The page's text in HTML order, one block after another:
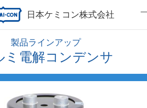
日本ケミコン株式会社
製品ラインアップ
ミ電解コンデンサ